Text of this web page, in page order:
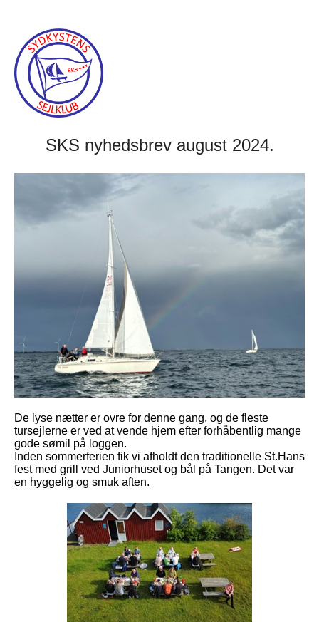
SKS nyhedsbrev august 2024.
De lyse nætter er ovre for denne gang, og de fleste
tursejlerne er ved at vende hjem efter forhåbentlig mange
gode sømil på loggen.
Inden sommerferien fik vi afholdt den traditionelle St.Hans
fest med grill ved Juniorhuset og bål på Tangen. Det var
en hyggelig og smuk aften.